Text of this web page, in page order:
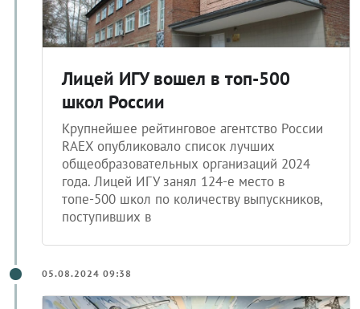
Лицей ИГУ вошел в топ-500
школ России
Крупнейшее рейтинговое агентство России
RAEX опубликовало список лучших
общеобразовательных организаций 2024
года. Лицей ИГУ занял 124-е место в
топе-500 школ по количеству выпускников,
поступивших в
05.08.2024 09:38